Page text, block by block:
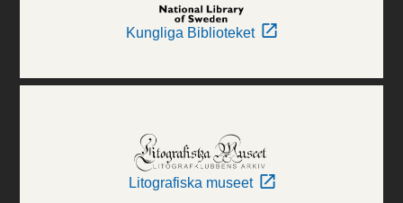
Kungliga Biblioteket
Litografiska museet